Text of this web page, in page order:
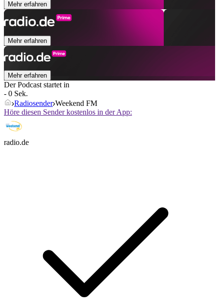
Mehr erfahren
Mehr erfahren
Mehr erfahren
Der Podcast startet in
- 0 Sek.
Radiosender Weekend FM
Höre diesen Sender kostenlos in der App:
radio.de